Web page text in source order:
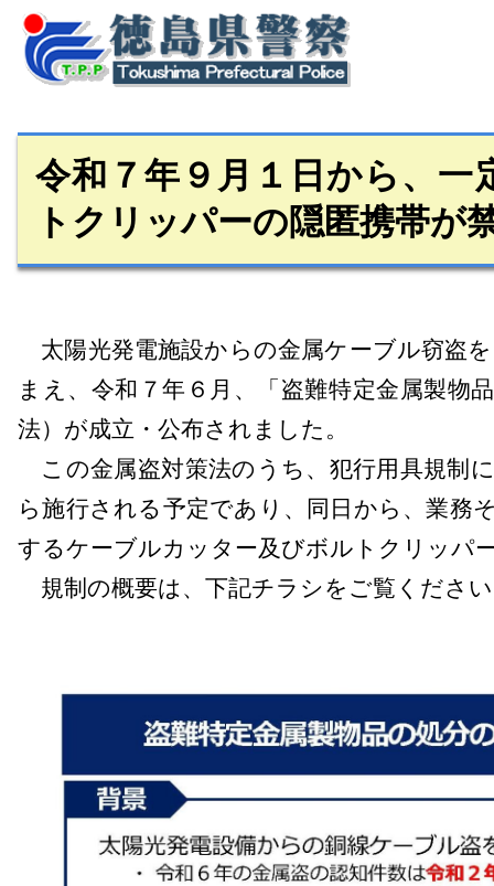
令和７年９月１日から、
トクリッパーの隠匿携帯が
太陽光発電施設からの金属ケーブル窃盗
まえ、令和７年６月、「盗難特定金属製物
法）が成立・公布されました。
この金属盗対策法のうち、犯行用具規制
ら施行される予定であり、同日から、業務
するケーブルカッター及びボルトクリッパ
規制の概要は、下記チラシをご覧くださ